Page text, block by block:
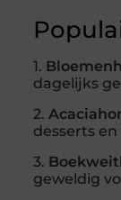
1.
dagelijks
2.
desserts en
3.
geweldig